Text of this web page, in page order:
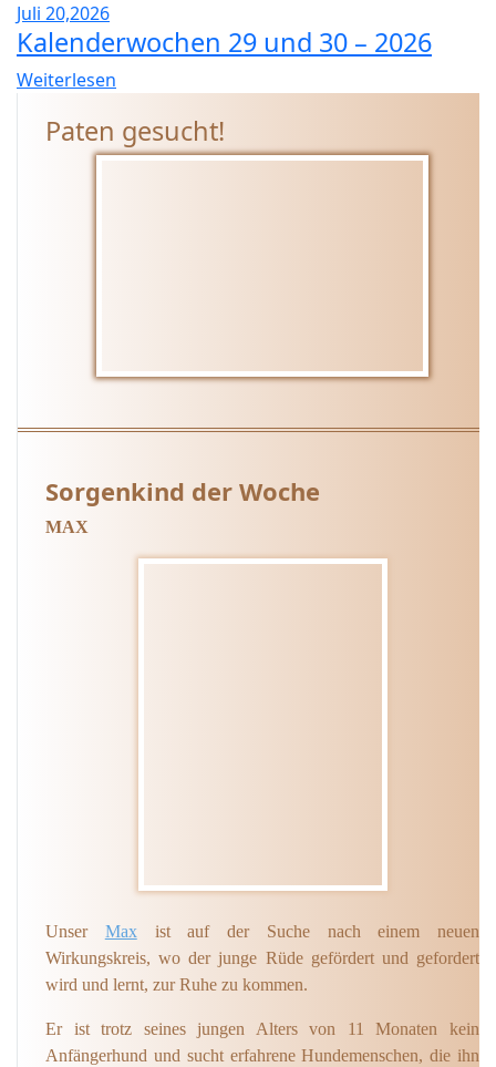
Juli 20,2026
Kalenderwochen 29 und 30 – 2026
Weiterlesen
Paten gesucht!
Sorgenkind der Woche
MAX
Unser Maxist auf der Suche nach einem neuen
Wirkungskreis, wo der junge Rüde gefördert und gefordert
wird und lernt, zur Ruhe zu kommen.
Er ist trotz seines jungen Alters von 11 Monaten kein
Anfängerhund und sucht erfahrene Hundemenschen, die ihn